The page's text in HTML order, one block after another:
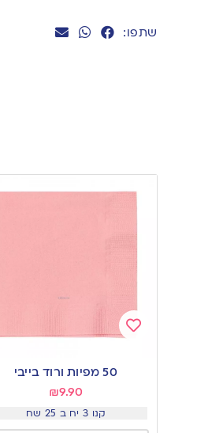
שתפו:
50 מפיות ורוד בייבי
₪9.90
קנו 3 יח ב 25 שח